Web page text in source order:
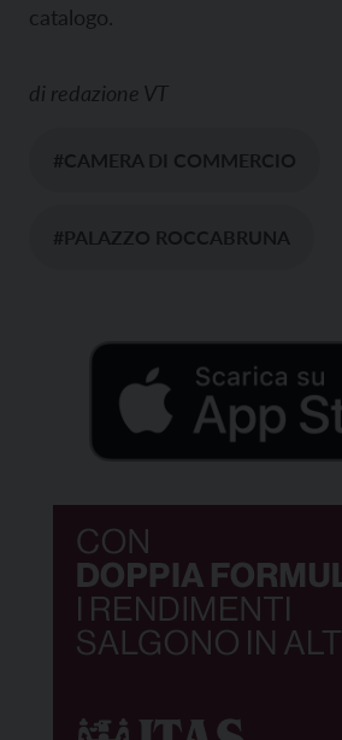
catalogo.
di redazione VT
#CAMERA DI COMMERCIO
#PALAZZO ROCCABRUNA